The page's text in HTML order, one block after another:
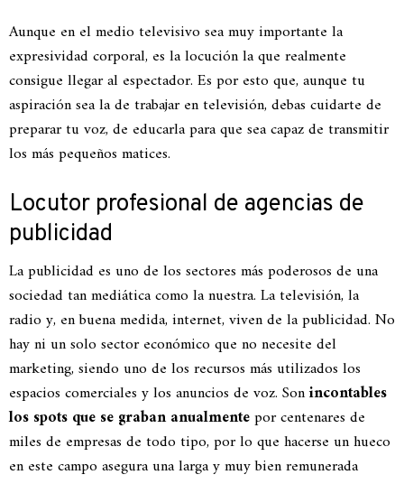
Aunque en el medio televisivo sea muy importante la
expresividad corporal, es la locución la que realmente
consigue llegar al espectador. Es por esto que, aunque tu
aspiración sea la de trabajar en televisión, debas cuidarte de
preparar tu voz, de educarla para que sea capaz de transmitir
los más pequeños matices.
Locutor profesional de agencias de
publicidad
La publicidad es uno de los sectores más poderosos de una
sociedad tan mediática como la nuestra. La televisión, la
radio y, en buena medida, internet, viven de la publicidad. No
hay ni un solo sector económico que no necesite del
marketing, siendo uno de los recursos más utilizados los
espacios comerciales y los anuncios de voz. Sonincontables
los spots que se graban anualmentepor centenares de
miles de empresas de todo tipo, por lo que hacerse un hueco
en este campo asegura una larga y muy bien remunerada